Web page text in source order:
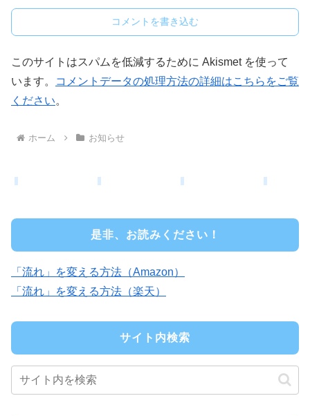
コメントを書き込む
このサイトはスパムを低減するために Akismet を使って
います。
コメントデータの処理方法の詳細はこちらをご覧
ください。
ホーム お知らせ
是非、お読みください！
「流れ」を変える方法（Amazon）
「流れ」を変える方法（楽天）
サイト内検索